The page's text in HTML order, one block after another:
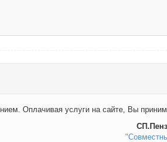
Оплачивая услуги на сайте, Вы